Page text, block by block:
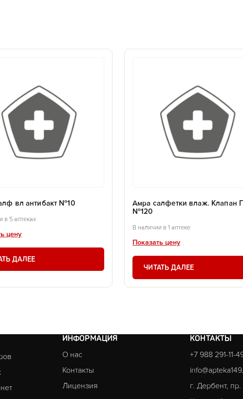
вл антибакт №10
в 5 аптеках
цену
ДАЛЕЕ
Амра салфетки влаж. Клапан
№120
В наличии в 1 аптеке
Показать цену
ЧИТАТЬ ДАЛЕЕ
ИНФОРМАЦИЯ
О нас
Контакты
Лицензия
КОНТАКТЫ
+7 988 291-11-
г. Дербент,